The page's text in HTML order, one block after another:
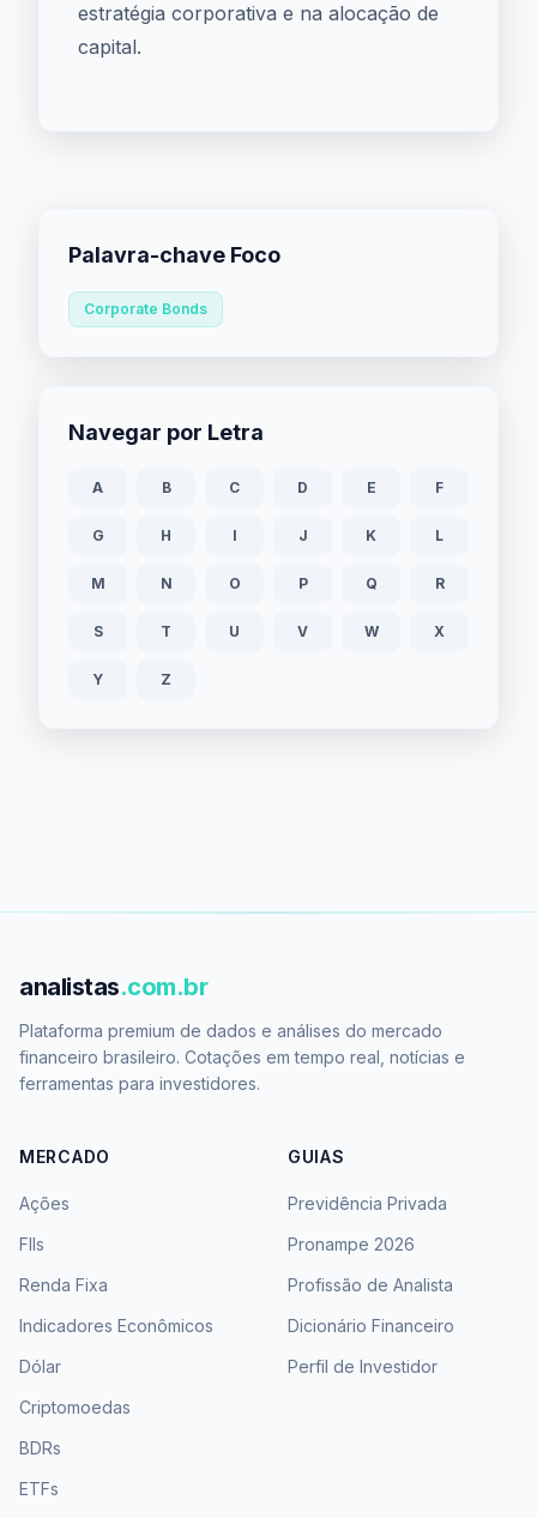
estratégia corporativa e na alocação de
capital.
Palavra-chave Foco
Corporate Bonds
Navegar por Letra
A B C D E F
G H I J K L
M N O P Q R
S T U V W X
Y Z
analistas.com.br
Plataforma premium de dados e análises do mercado
financeiro brasileiro. Cotações em tempo real, notícias e
ferramentas para investidores.
MERCADO
Ações
FIIs
Renda Fixa
Indicadores Econômicos
Dólar
Criptomoedas
BDRs
ETFs
GUIAS
Previdência Privada
Pronampe 2026
Profissão de Analista
Dicionário Financeiro
Perfil de Investidor